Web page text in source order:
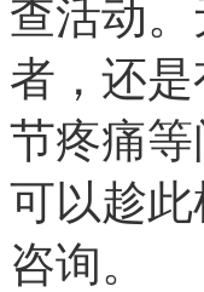
查活动
者，还
节疼痛
可以趁
咨询。